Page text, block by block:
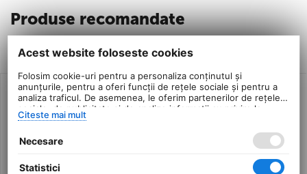
Produse recomandate
Produse similare
Acest website foloseste cookies
Folosim cookie-uri pentru a personaliza conținutul și
anunțurile, pentru a oferi funcții de rețele sociale și pentru a
analiza traficul. De asemenea, le oferim partenerilor de rețele
sociale, de publicitate și de analize informații cu privire la
modul în care folosiți site-ul nostru. Aceștia le pot combina cu
serviciilor lor.
Citeste mai mult
Necesare
Statistici